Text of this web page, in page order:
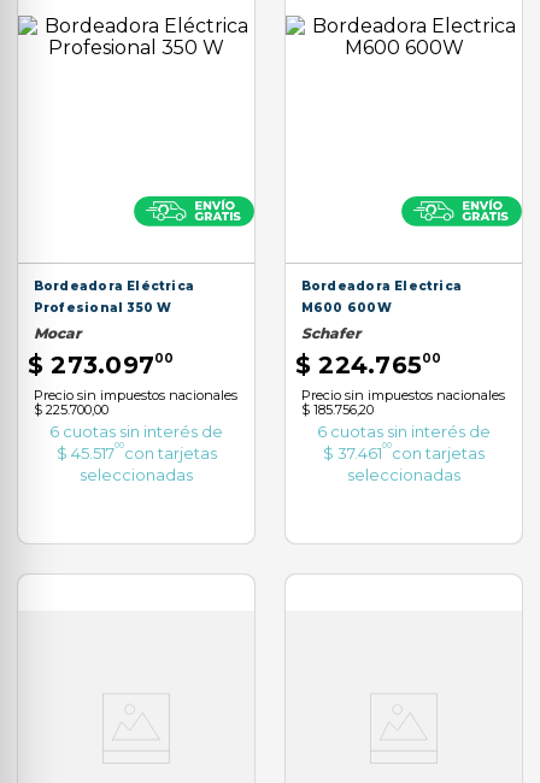
Bordeadora Eléctrica
Profesional 350 W
Mocar
$ 273.09700
Precio sin impuestos nacionales
$ 225.700,00
6 cuotas sin interés de
$ 45.51700con tarjetas
seleccionadas
Bordeadora Electrica
M600 600W
Schafer
$ 224.76500
Precio sin impuestos nacionales
$ 185.756,20
6 cuotas sin interés de
$ 37.46100con tarjetas
seleccionadas